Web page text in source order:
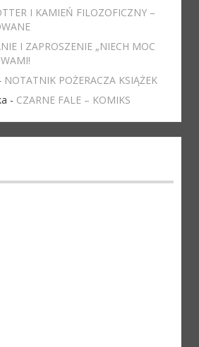
I KAMIEŃ FILOZOFICZNY –
I ZAPROSZENIE „NIECH MOC
NOTATNIK POŻERACZA KSIĄŻEK
- CZARNE FALE – KOMIKS